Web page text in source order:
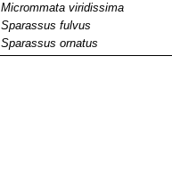
Micrommata viridissima
Sparassus fulvus
Sparassus ornatus